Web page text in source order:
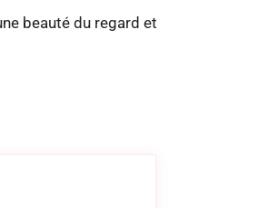
beauté du regard et